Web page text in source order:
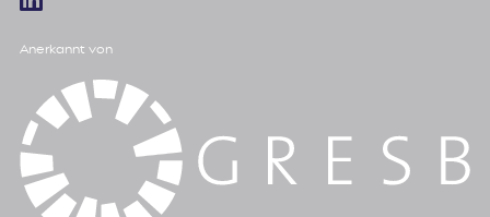
Anerkannt von